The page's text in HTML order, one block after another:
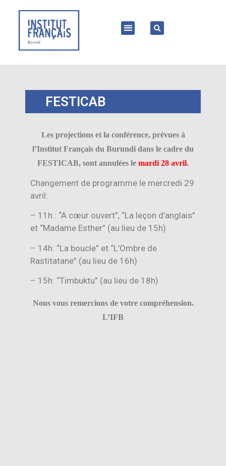
FESTICAB
Les projections et la conférence, prévues à
l’Institut Français du Burundi dans le cadre du
FESTICAB, sont annulées le mardi 28 avril.
Changement de programme le mercredi 29
avril:
– 11h : “A cœur ouvert”, “La leçon d’anglais”
et “Madame Esther” (au lieu de 15h)
– 14h: “La boucle” et “L’Ombre de
Rastitatane” (au lieu de 16h)
– 15h: “Timbuktu” (au lieu de 18h)
Nous vous remercions de votre compréhension.
L’IFB